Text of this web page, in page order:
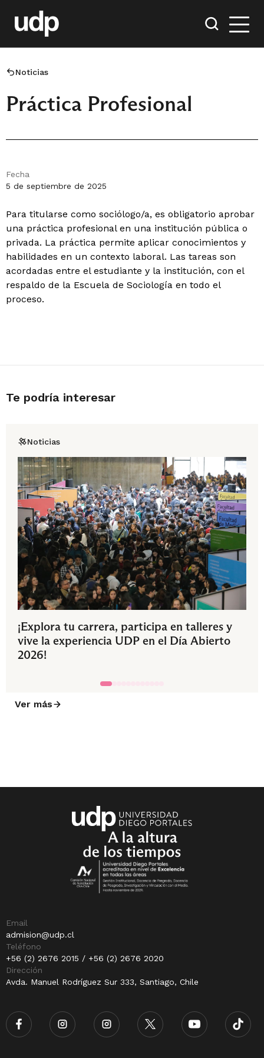
Noticias
Práctica Profesional
Fecha
5 de septiembre de 2025
Para titularse como sociólogo/a, es obligatorio aprobar
una práctica profesional en una institución pública o
privada. La práctica permite aplicar conocimientos y
habilidades en un contexto laboral. Las tareas son
acordadas entre el estudiante y la institución, con el
respaldo de la Escuela de Sociología en todo el
proceso.
Te podría interesar
Noticias
¡Explora tu carrera, participa en talleres y
vive la experiencia UDP en el Día Abierto
2026!
Ver más
Email
admision@udp.cl
Teléfono
+56 (2) 2676 2015 / +56 (2) 2676 2020
Dirección
Avda. Manuel Rodríguez Sur 333, Santiago, Chile